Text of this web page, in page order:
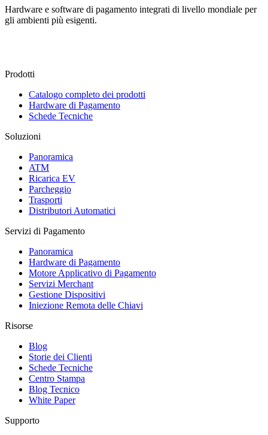
Hardware e software di pagamento integrati di livello mondiale per
gli ambienti più esigenti.
Prodotti
Catalogo completo dei prodotti
Hardware di Pagamento
Schede Tecniche
Soluzioni
Panoramica
ATM
Ricarica EV
Parcheggio
Trasporti
Distributori Automatici
Servizi di Pagamento
Panoramica
Hardware di Pagamento
Motore Applicativo di Pagamento
Servizi Merchant
Gestione Dispositivi
Iniezione Remota delle Chiavi
Risorse
Blog
Storie dei Clienti
Schede Tecniche
Centro Stampa
Blog Tecnico
White Paper
Supporto